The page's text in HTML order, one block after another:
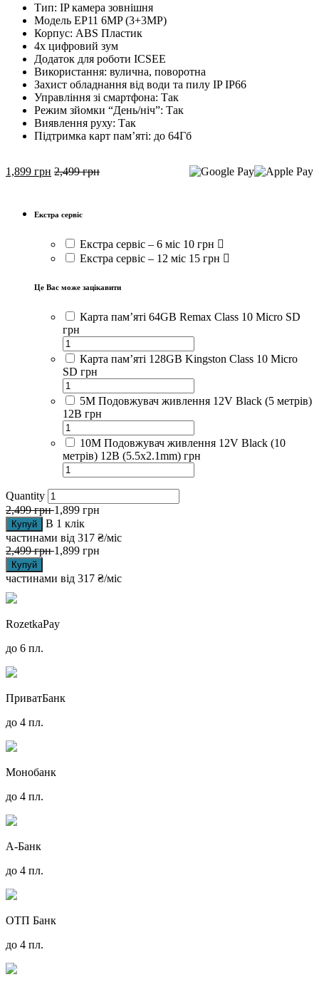
Тип: IP камера зовнішня
Модель EP11 6MP (3+3MP)
Корпус: ABS Пластик
4х цифровий зум
Додаток для роботи ICSEE
Використання: вулична, поворотна
Захист обладнання від води та пилу IP IP66
Управління зі смартфона: Так
Режим зйомки “День/ніч”: Так
Виявлення руху: Так
Підтримка карт пам’яті: до 64Гб
1,899 грн 2,499грн
Екстра сервіс
Екстра сервіс – 6 міс 10 грн
Екстра сервіс – 12 міс 15 грн
Це Вас може зацікавити
Карта пам’яті 64GB Remax Class 10 Micro SD
грн
Карта пам’яті 128GB Kingston Class 10 Micro
SD грн
5М Подовжувач живлення 12V Black (5 метрів)
12В грн
10М Подовжувач живлення 12V Black (10
метрів) 12В (5.5x2.1mm) грн
Quantity
2,499грн 1,899 грн
Купуй
В 1 клік
частинами від 317 ₴/міс
2,499грн 1,899 грн
Купуй
частинами від 317 ₴/міс
RozetkaPay
до 6 пл.
ПриватБанк
до 4 пл.
Монобанк
до 4 пл.
А-Банк
до 4 пл.
ОТП Банк
до 4 пл.